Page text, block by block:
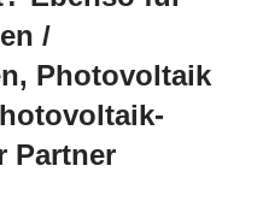
/
Photovoltaik
Partner